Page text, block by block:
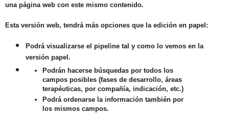
una página web con este mismo contenido.
Esta versión web, tendrá más opciones que la edición en papel:
Podrá visualizarse el pipeline tal y como lo vemos en la
versión papel.
Podrán hacerse búsquedas por todos los
campos posibles (fases de desarrollo, áreas
terapéuticas, por compañía, indicación, etc.)
Podrá ordenarse la información también por
los mismos campos.